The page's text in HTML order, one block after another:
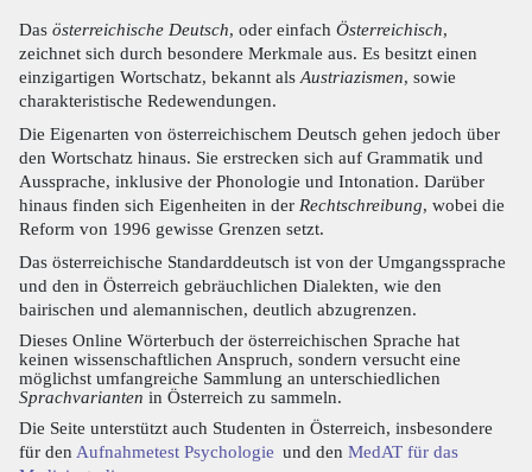
Das österreichische Deutsch, oder einfach Österreichisch,
zeichnet sich durch besondere Merkmale aus. Es besitzt einen
einzigartigen Wortschatz, bekannt als Austriazismen, sowie
charakteristische Redewendungen.
Die Eigenarten von österreichischem Deutsch gehen jedoch über
den Wortschatz hinaus. Sie erstrecken sich auf Grammatik und
Aussprache, inklusive der Phonologie und Intonation. Darüber
hinaus finden sich Eigenheiten in der Rechtschreibung, wobei die
Reform von 1996 gewisse Grenzen setzt.
Das österreichische Standarddeutsch ist von der Umgangssprache
und den in Österreich gebräuchlichen Dialekten, wie den
bairischen und alemannischen, deutlich abzugrenzen.
Dieses Online Wörterbuch der österreichischen Sprache hat
keinen wissenschaftlichen Anspruch, sondern versucht eine
möglichst umfangreiche Sammlung an unterschiedlichen
Sprachvarianten in Österreich zu sammeln.
Die Seite unterstützt auch Studenten in Österreich, insbesondere
für den Aufnahmetest Psychologie und den MedAT für das